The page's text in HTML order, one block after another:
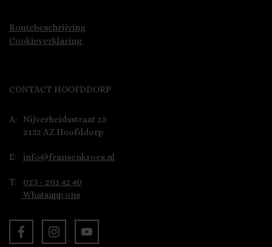
Routebeschrijving
Cookieverklaring
CONTACT HOOFDDORP
A:
Nijverheidsstraat 25
2132 AZ Hoofddorp
E: info@fransenkroes.nl
T:
023 - 201 42 40
Whatsapp ons